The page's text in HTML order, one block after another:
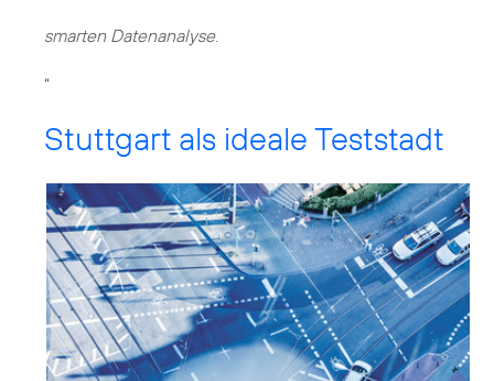
smarten Datenanalyse.
“
Stuttgart als ideale Teststadt